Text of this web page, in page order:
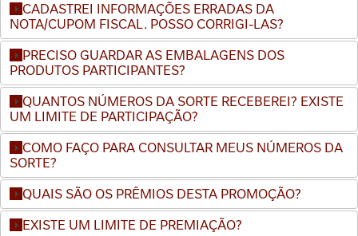
CADASTREI INFORMAÇÕES ERRADAS DA
NOTA/CUPOM FISCAL. POSSO CORRIGI-LAS?
PRECISO GUARDAR AS EMBALAGENS DOS
PRODUTOS PARTICIPANTES?
QUANTOS NÚMEROS DA SORTE RECEBEREI? EXISTE
UM LIMITE DE PARTICIPAÇÃO?
COMO FAÇO PARA CONSULTAR MEUS NÚMEROS DA
SORTE?
QUAIS SÃO OS PRÊMIOS DESTA PROMOÇÃO?
EXISTE UM LIMITE DE PREMIAÇÃO?